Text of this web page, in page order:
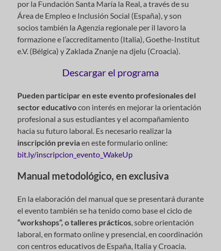
por la Fundación Santa María la Real, a través de su
Área de Empleo e Inclusión Social (España), y son
socios también la Agenzia regionale per il lavoro la
formazione e l’accreditamento (Italia), Goethe-Institut
e.V. (Bélgica) y Zaklada Znanje na djelu (Croacia).
Descargar el programa
Pueden participar en este evento profesionales del
sector educativocon interés en mejorar la orientación
profesional a sus estudiantes y el acompañamiento
hacia su futuro laboral. Es necesario realizar la
inscripción previaen este formulario online:
bit.ly/inscripcion_evento_WakeUp
Manual metodológico, en exclusiva
En la elaboración del manual que se presentará durante
el evento también se ha tenido como base el ciclo de
“workshops”, o talleres prácticos, sobre orientación
laboral, en formato online y presencial, en coordinación
con centros educativos de España, Italia y Croacia.